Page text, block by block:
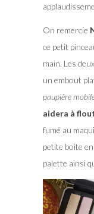
On remercie
ce petit
main. Les
un embout
paupière
aidera à
fumé au
petite boite
palette ainsi